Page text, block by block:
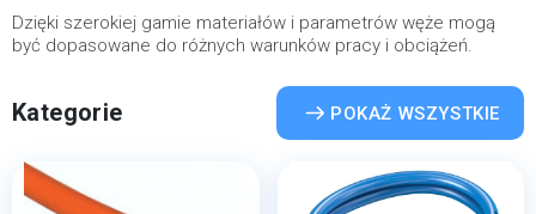
Dzięki szerokiej gamie materiałów i parametrów węże mogą
być dopasowane do różnych warunków pracy i obciążeń.
Kategorie POKAŻ WSZYSTKIE